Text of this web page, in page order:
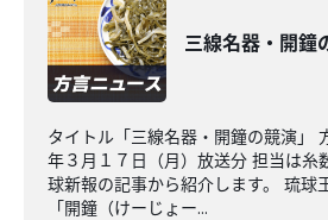
三線名器・開鐘
タイトル「三線名器・開鐘の競演」
年３月１７日（月）放送分 担当は糸
球新報の記事から紹介します。 琉球
「開鐘（けーじょー...